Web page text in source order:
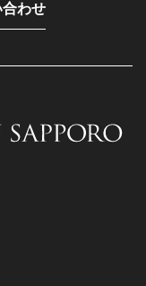
わせ